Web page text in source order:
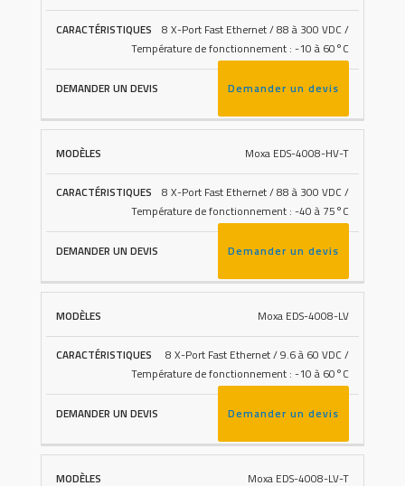
8 X-Port Fast Ethernet / 88 à 300 VDC /
Température de fonctionnement : -10 à 60°C
Demander un devis
Moxa EDS-4008-HV-T
8 X-Port Fast Ethernet / 88 à 300 VDC /
Température de fonctionnement : -40 à 75°C
Demander un devis
Moxa EDS-4008-LV
8 X-Port Fast Ethernet / 9.6 à 60 VDC /
Température de fonctionnement : -10 à 60°C
Demander un devis
Moxa EDS-4008-LV-T